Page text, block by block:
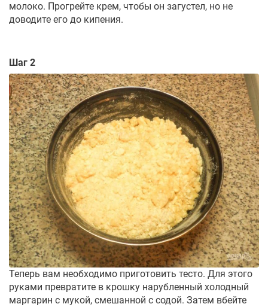
молоко. Прогрейте крем, чтобы он загустел, но не
доводите его до кипения.
Шаг 2
Теперь вам необходимо приготовить тесто. Для этого
руками превратите в крошку нарубленный холодный
маргарин с мукой, смешанной с содой. Затем вбейте